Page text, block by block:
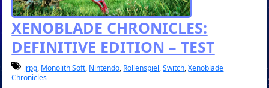
XENOBLADE CHRONICLES:
DEFINITIVE EDITION – TEST
jrpg, Monolith Soft, Nintendo, Rollenspiel,Switch,Xenoblade
Chronicles